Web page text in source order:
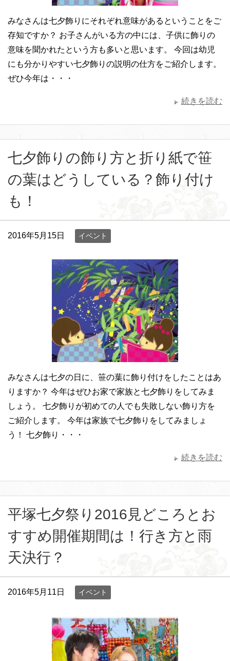
みなさんは七夕飾りにそれぞれ意味があるということをご
存知ですか？ お子さんがいる方の中には、子供に飾りの
意味を聞かれたという方も多いと思います。 今回は幼児
にも分かりやすい七夕飾りの説明の仕方をご紹介します。
ぜひ今年は・・・
続きを読む
七夕飾りの飾り方と折り紙で笹
の葉はどうしている？飾り付け
も！
2016年5月15日 イベント
みなさんは七夕の日に、笹の葉に飾り付けをしたことはあ
りますか？ 今年はぜひお家で家族と七夕飾りをしてみま
しょう。 七夕飾りが初めての人でも失敗しない飾り方を
ご紹介します。 今年は家族で七夕飾りをしてみましょ
う！ 七夕飾り・・・
続きを読む
平塚七夕祭り2016見どころとお
すすめ開催期間は！行き方と雨
天決行？
2016年5月11日 イベント